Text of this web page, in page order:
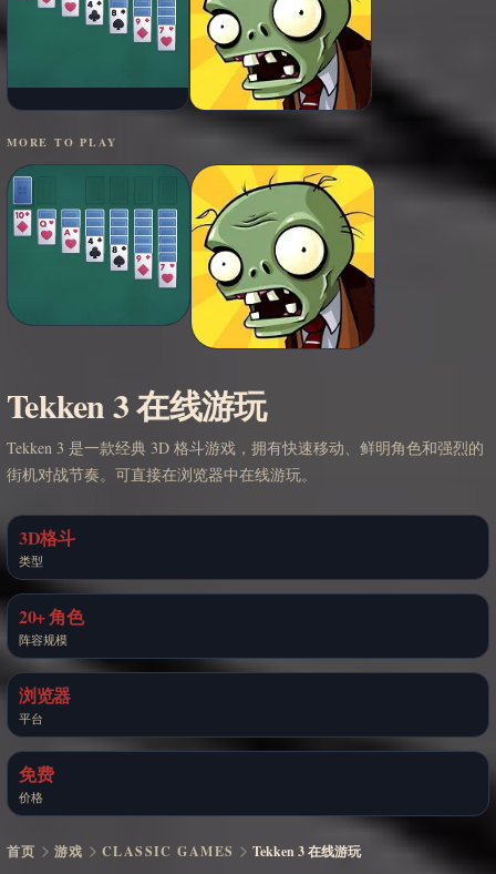
MORE TO PLAY
Tekken 3 在线游玩
Tekken 3 是一款经典 3D 格斗游戏，拥有快速移动、鲜明角色和强烈的
街机对战节奏。可直接在浏览器中在线游玩。
3D格斗
类型
20+ 角色
阵容规模
浏览器
平台
免费
价格
首页 游戏 CLASSIC GAMES Tekken 3 在线游玩